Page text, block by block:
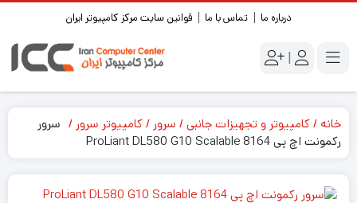
درباره ما تماس با ما قوانین سایت مرکز کامپیوتر ایران
|
خانه کامپیوتر و تجهیزات جانبی سرور کامپیوتر سرور
سرور
رکمونت اچ پی ProLiant DL580 G10 Scalable 8164